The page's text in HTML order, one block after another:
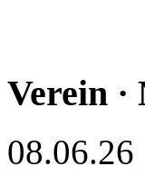
Verein ·
08.06.26